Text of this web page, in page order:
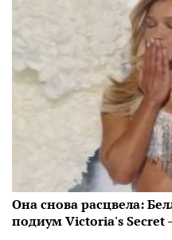
Она снова расцвела:
подиум Victoria's Secret